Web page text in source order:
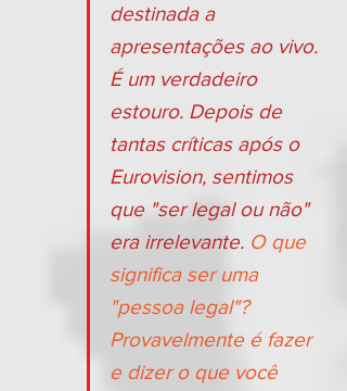
destinada a
apresentações ao vivo.
É um verdadeiro
estouro. Depois de
tantas críticas após o
Eurovision, sentimos
que "ser legal ou não"
era irrelevante. O que
significa ser uma
"pessoa legal"?
Provavelmente é fazer
e dizer o que você